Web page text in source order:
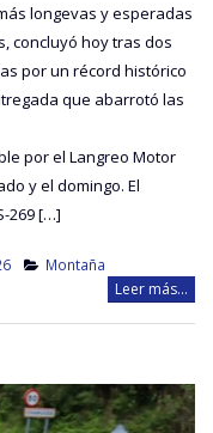
longevas y esperadas
concluyó hoy tras dos
por un récord histórico
que abarrotó las
por el Langreo Motor
y el domingo. El
269 […]
Montaña
Leer más...